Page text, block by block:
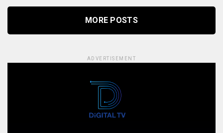
MORE POSTS
ADVERTISEMENT